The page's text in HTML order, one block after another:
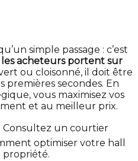
simple passage : c’est
acheteurs portent sur
ou cloisonné, il doit être
premières secondes. En
vous maximisez vos
et au meilleur prix.
Consultez un courtier
optimiser votre hall
propriété.